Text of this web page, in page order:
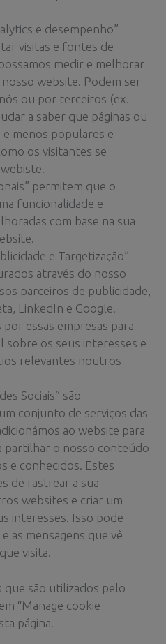
e desempenho”
visitas e fontes de
medir e melhorar
website. Podem ser
ou por terceiros (ex.
a saber que páginas ou
e menos populares e
os visitantes se
permitem que o
funcionalidade e
com base na sua
e Targetização”
através do nosso
parceiros de publicidade,
LinkedIn e Google.
essas empresas para
os seus interesses e
relevantes noutros
Sociais” são
conjunto de serviços das
ao website para
partilhar o nosso conteúdo
e conhecidos. Estes
de rastrear a sua
websites e criar um
interesses. Isso pode
as mensagens que vê
visita.
que são utilizados pelo
“Manage cookie
página.